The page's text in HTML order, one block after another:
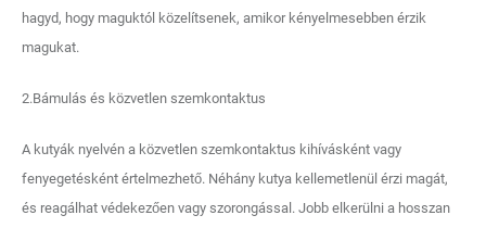
hagyd, hogy maguktól közelítsenek, amikor kényelmesebben érzik
magukat.
2.Bámulás és közvetlen szemkontaktus
A kutyák nyelvén a közvetlen szemkontaktus kihívásként vagy
fenyegetésként értelmezhető. Néhány kutya kellemetlenül érzi magát,
és reagálhat védekezően vagy szorongással. Jobb elkerülni a hosszan